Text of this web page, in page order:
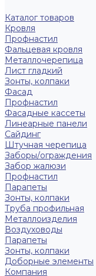
Каталог товаров
Кровля
Профнастил
Фальцевая кровля
Металлочерепица
Лист гладкий
Зонты, колпаки
Фасад
Профнастил
Фасадные кассеты
Линеарные панели
Сайдинг
Штучная черепица
Заборы/ограждения
Забор жалюзи
Профнастил
Парапеты
Зонты, колпаки
Труба профильная
Металлоизделия
Воздуховоды
Парапеты
Зонты, колпаки
Доборные элементы
Компания